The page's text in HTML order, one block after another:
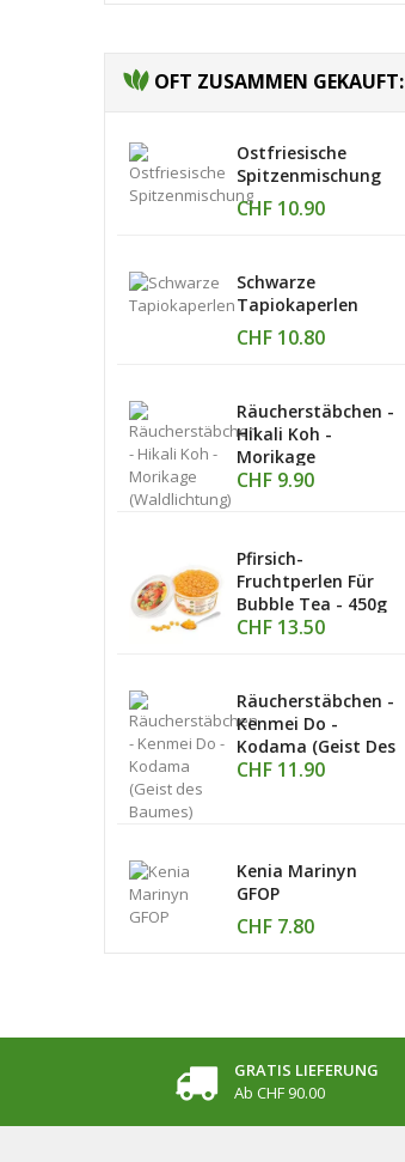
OFT ZUSAMMEN GEKAUFT:
Ostfriesische
Spitzenmischung
CHF 10.90
Schwarze
Tapiokaperlen
CHF 10.80
Räucherstäbchen -
Hikali Koh -
Morikage
(Waldlichtung)
CHF 9.90
Pfirsich-
Fruchtperlen Für
Bubble Tea - 450g
CHF 13.50
Räucherstäbchen -
Kenmei Do -
Kodama (Geist Des
Baumes)
CHF 11.90
Kenia Marinyn
GFOP
CHF 7.80
CHF 10.80
GRATIS LIEFERUNG
Ab CHF 90.00